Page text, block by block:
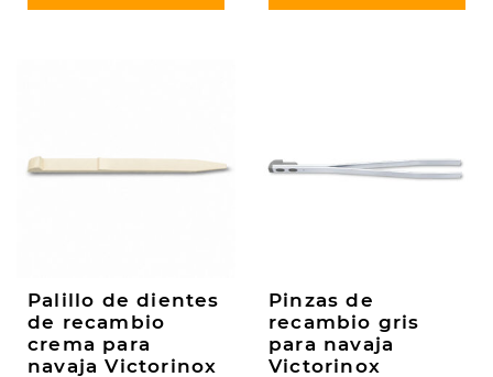
Palillo de dientes
de recambio
crema para
navaja Victorinox
Pinzas de
recambio gris
para navaja
Victorinox